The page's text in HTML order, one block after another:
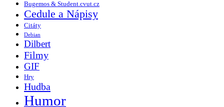
Bugemos & Student.cvut.cz
Cedule a Nápisy
Citáty
Debian
Dilbert
Filmy
GIF
Hry
Hudba
Humor